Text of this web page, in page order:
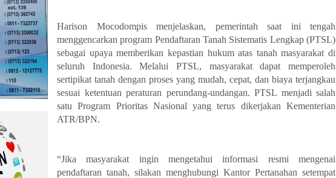
Harison Mocodompis menjelaskan, pemerintah saat ini tengah
menggencarkan program Pendaftaran Tanah Sistematis Lengkap (PTSL)
sebagai upaya memberikan kepastian hukum atas tanah masyarakat di
seluruh Indonesia. Melalui PTSL, masyarakat dapat memperoleh
sertipikat tanah dengan proses yang mudah, cepat, dan biaya terjangkau
sesuai ketentuan peraturan perundang-undangan. PTSL menjadi salah
satu Program Prioritas Nasional yang terus dikerjakan Kementerian
ATR/BPN.
“Jika masyarakat ingin mengetahui informasi resmi mengenai
pendaftaran tanah, silakan menghubungi Kantor Pertanahan setempat